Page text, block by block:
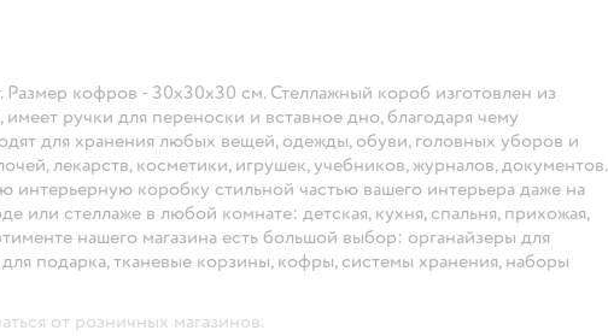
кофров - 30х30х30 см. Стеллажный короб изготовлен из
ручки для переноски и вставное дно, благодаря чему
для хранения любых вещей, одежды, обуви, головных уборов и
лекарств, косметики, игрушек, учебников, журналов, документов.
интерьерную коробку стильной частью вашего интерьера даже на
или стеллаже в любой комнате: детская, кухня, спальня, прихожая,
нашего магазина есть большой выбор: органайзеры для
подарка, тканевые корзины, кофры, системы хранения, наборы
от розничных магазинов.